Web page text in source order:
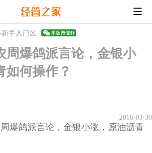
›新手入门区
周爆鸽派言论，金银小
如何操作？
2016-03-30
鸽派言论，金银小涨，原油沥青